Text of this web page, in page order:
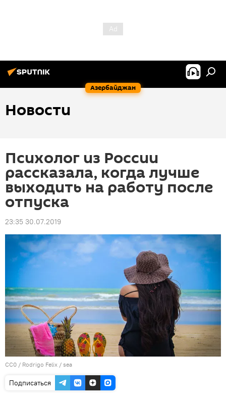
Азербайджан
Новости
Психолог из России
рассказала, когда лучше
выходить на работу после
отпуска
23:35 30.07.2019
CC0 / Rodrigo Felix / sea
Подписаться